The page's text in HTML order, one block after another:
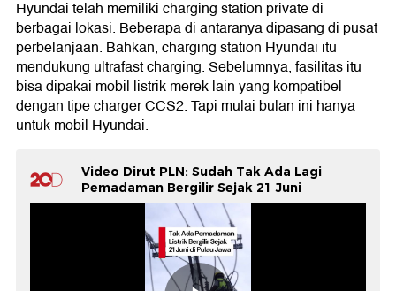
Hyundai telah memiliki charging station private di
berbagai lokasi. Beberapa di antaranya dipasang di pusat
perbelanjaan. Bahkan, charging station Hyundai itu
mendukung ultrafast charging. Sebelumnya, fasilitas itu
bisa dipakai mobil listrik merek lain yang kompatibel
dengan tipe charger CCS2. Tapi mulai bulan ini hanya
untuk mobil Hyundai.
Video Dirut PLN: Sudah Tak Ada Lagi
Pemadaman Bergilir Sejak 21 Juni